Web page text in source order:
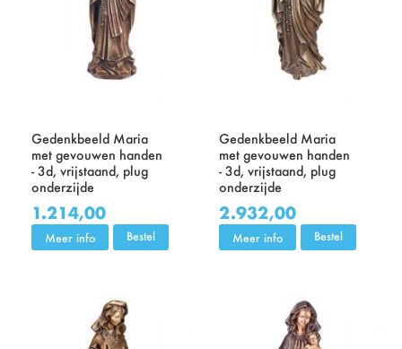
Gedenkbeeld Maria
met gevouwen handen
- 3d, vrijstaand, plug
onderzijde
1.214,00
Meer info Bestel
Gedenkbeeld Maria
met gevouwen handen
- 3d, vrijstaand, plug
onderzijde
2.932,00
Meer info Bestel